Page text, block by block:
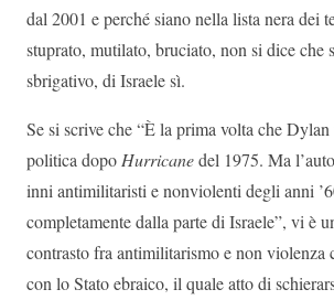
dal 2001 e perché siano nella lista nera dei
stuprato, mutilato, bruciato, non si dice che
sbrigativo, di Israele sì.
Se si scrive che “È la prima volta che
politica dopo Hurricanedel 1975. Ma
inni antimilitaristi e nonviolenti degli anni
completamente dalla parte di Israele”, vi è
contrasto fra antimilitarismo e non violenza
con lo Stato ebraico, il quale atto di